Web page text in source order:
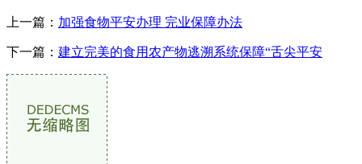
上一篇： 加强食物平安办理 完业保障办法
下一篇： 建立完美的食用农产物逃溯系统保障“舌尖平安